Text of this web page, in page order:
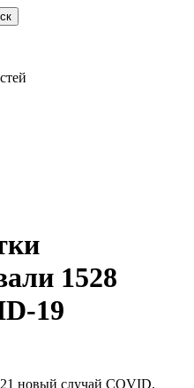
1528
19
новый случай COVID,